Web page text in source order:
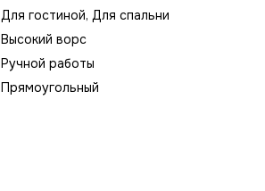
Для гостиной, Для спальни
Высокий ворс
Ручной работы
Прямоугольный